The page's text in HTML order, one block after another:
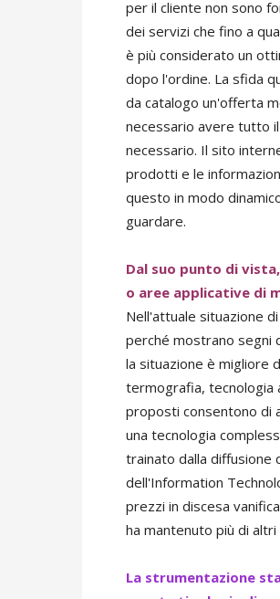
per il cliente non sono
dei servizi che fino a
è più considerato un
dopo l'ordine. La sfida
da catalogo un'offerta
necessario avere tutto
necessario. Il sito
prodotti e le
questo in modo
guardare.
Dal suo punto di
o aree applicative di
Nell'attuale situazione
perché mostrano segni
la situazione è migliore
termografia, tecnologia
proposti consentono di
una tecnologia
trainato dalla diffusione
dell'Information
prezzi in discesa
ha mantenuto più di altri
La strumentazione